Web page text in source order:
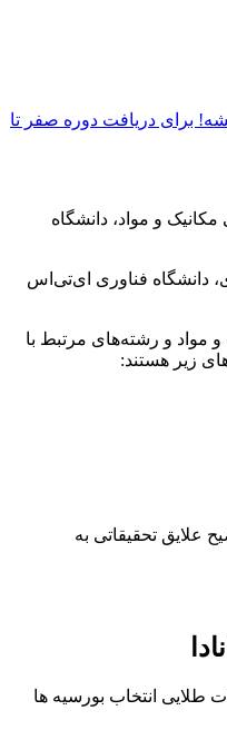
بشه! برای دریافت دوره صفر تا
و مواد، دانشگاه
دانشگاه فناوری ای‌تی‌اس
مواد و رشته‌های مرتبط با
زیر هستند:
علایق تحقیقاتی به
طلایی انتخاب بورسیه ها